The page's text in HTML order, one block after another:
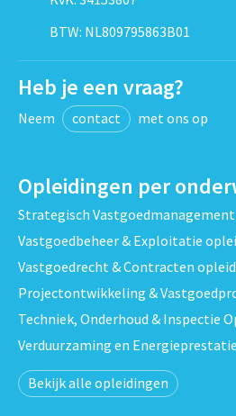
BTW: NL809795863B01
Heb je een vraag?
Neem contact met ons op
Opleidingen per
Strategisch
Vastgoedbeheer & Exploitatie
Vastgoedrecht & Contracten
Projectontwikkeling &
Techniek, Onderhoud & Inspectie
Verduurzaming en
Bekijk alle opleidingen